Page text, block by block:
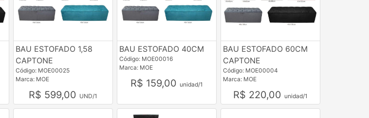
BAU ESTOFADO 1,58
CAPTONE
Código: MOE00025
Marca: MOE
R$ 599,00 UND/1
BAU ESTOFADO 40CM
Código: MOE00016
Marca: MOE
R$ 159,00 unidad/1
BAU ESTOFADO 60CM
CAPTONE
Código: MOE00004
Marca: MOE
R$ 220,00 unidad/1